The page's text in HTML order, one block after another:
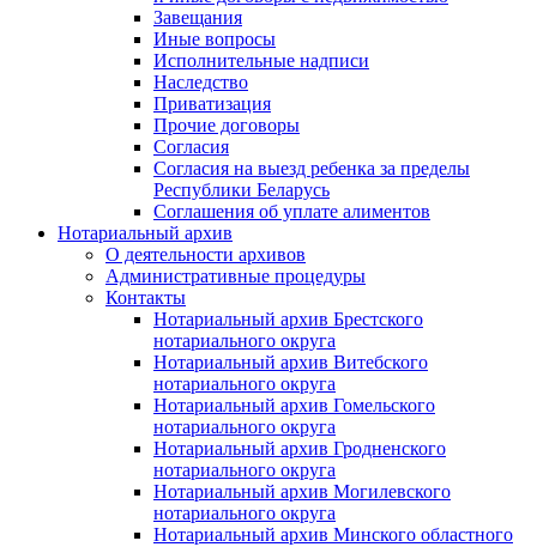
Завещания
Иные вопросы
Исполнительные надписи
Наследство
Приватизация
Прочие договоры
Согласия
Согласия на выезд ребенка за пределы
Республики Беларусь
Соглашения об уплате алиментов
Нотариальный архив
О деятельности архивов
Административные процедуры
Контакты
Нотариальный архив Брестского
нотариального округа
Нотариальный архив Витебского
нотариального округа
Нотариальный архив Гомельского
нотариального округа
Нотариальный архив Гродненского
нотариального округа
Нотариальный архив Могилевского
нотариального округа
Нотариальный архив Минского областного